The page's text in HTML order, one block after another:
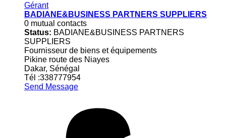
Gérant
BADIANE&BUSINESS PARTNERS SUPPLIERS
0 mutual contacts
Status: BADIANE&BUSINESS PARTNERS
SUPPLIERS
Fournisseur de biens et équipements
Pikine route des Niayes
Dakar, Sénégal
Tél :338777954
Send Message